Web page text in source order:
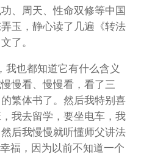
、周天、性命双修等中国
玉，静心读了几遍《转法
了。
我也都知道它有什么含义
慢看、慢慢看，看了三
繁体书了。然后我特别喜
我去留学，要坐电车，我
后我慢慢就听懂师父讲法
福，因为以前不知道一个